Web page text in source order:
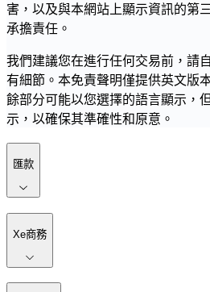
害，以及與本網站上顯示資訊的第
承擔責任。
我們建議您在進行任何交易前，請
有細節。本免責聲明僅提供英文版
餘部分可能以您選擇的語言顯示，
示，以確保其準確性和原意。
匯款
Xe商務